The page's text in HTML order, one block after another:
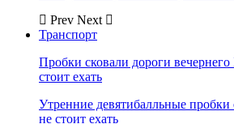
Prev Next
Транспорт
Пробки сковали дороги вечернего
стоит ехать
Утренние девятибалльные пробки
не стоит ехать